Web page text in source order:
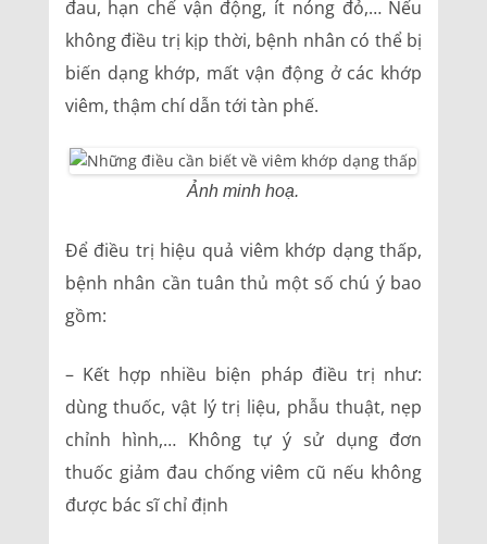
đau, hạn chế vận động, ít nóng đỏ,… Nếu
không điều trị kịp thời, bệnh nhân có thể bị
biến dạng khớp, mất vận động ở các khớp
viêm, thậm chí dẫn tới tàn phế.
Ảnh minh hoạ.
Để điều trị hiệu quả viêm khớp dạng thấp,
bệnh nhân cần tuân thủ một số chú ý bao
gồm:
– Kết hợp nhiều biện pháp điều trị như:
dùng thuốc, vật lý trị liệu, phẫu thuật, nẹp
chỉnh hình,… Không tự ý sử dụng đơn
thuốc giảm đau chống viêm cũ nếu không
được bác sĩ chỉ định